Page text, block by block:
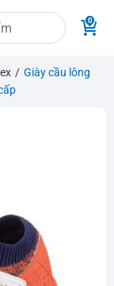
/ Giày cầu lông